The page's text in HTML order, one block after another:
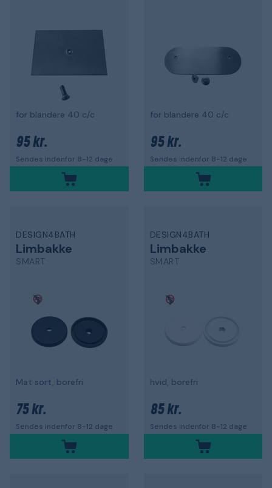
for blandere 40 c/c
95 kr.
Sendes indenfor 8-12 dage
for blandere 40 c/c
95 kr.
Sendes indenfor 8-12 dage
DESIGN4BATH
Limbakke
SMART
Mat sort, borefri
75 kr.
Sendes indenfor 8-12 dage
DESIGN4BATH
Limbakke
SMART
hvid, borefri
85 kr.
Sendes indenfor 8-12 dage